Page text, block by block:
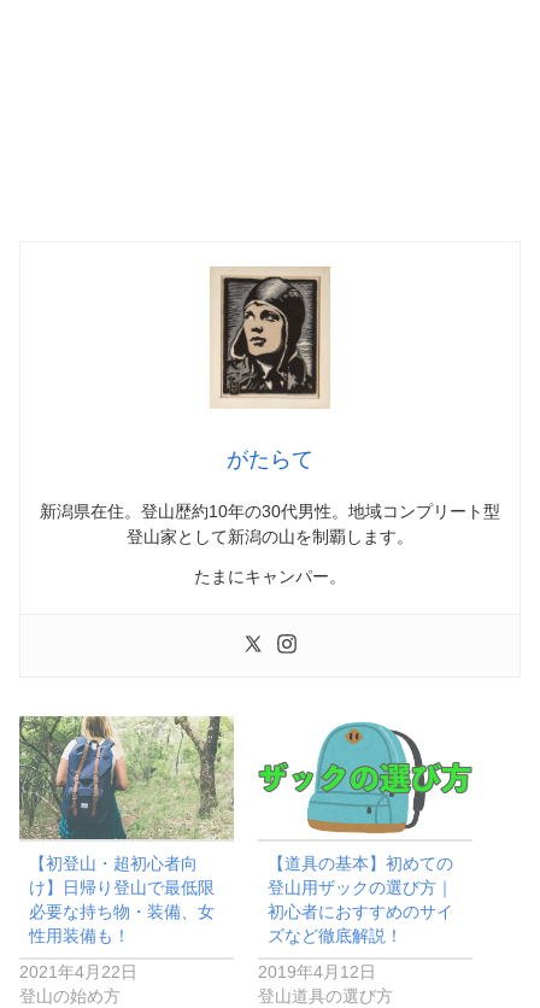
がたらて
新潟県在住。登山歴約10年の30代男性。地域コンプリート型
登山家として新潟の山を制覇します。
たまにキャンパー。
【初登山・超初心者向
け】日帰り登山で最低限
必要な持ち物・装備、女
性用装備も！
2021年4月22日
登山の始め方
【道具の基本】初めての
登山用ザックの選び方｜
初心者におすすめのサイ
ズなど徹底解説！
2019年4月12日
登山道具の選び方